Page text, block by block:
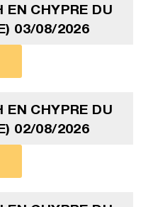
EN CHYPRE DU
03/08/2026
EN CHYPRE DU
02/08/2026